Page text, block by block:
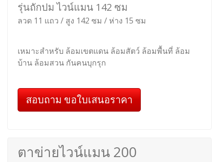
รุ่นถักปม ไวน์แมน 142 ซม
ลวด 11 แถว / สูง 142 ซม / ห่าง 15 ซม
เหมาะสำหรับ ล้อมเขตแดน ล้อมสัตว์ ล้อมพื้นที่ ล้อม
บ้าน ล้อมสวน กันคนบุกรุก
สอบถาม ขอใบเสนอราคา
ตาข่ายไวน์แมน 200